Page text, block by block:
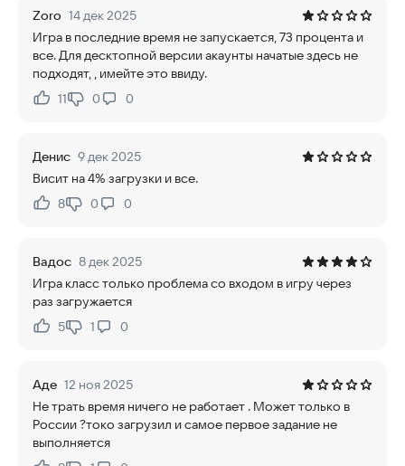
Zoro 14 дек 2025
Игра в последние время не запускается, 73 процента и
все. Для десктопной версии акаунты начатые здесь не
подходят, , имейте это ввиду.
Нравится:
11Не нравится:
0 0
Денис 9 дек 2025
Висит на 4% загрузки и все.
Нравится:
8Не нравится:
0 0
Вадос 8 дек 2025
Игра класс только проблема со входом в игру через
раз загружается
Нравится:
5Не нравится:
1 0
Аде 12 ноя 2025
Не трать время ничего не работает . Может только в
России ?токо загрузил и самое первое задание не
выполняется